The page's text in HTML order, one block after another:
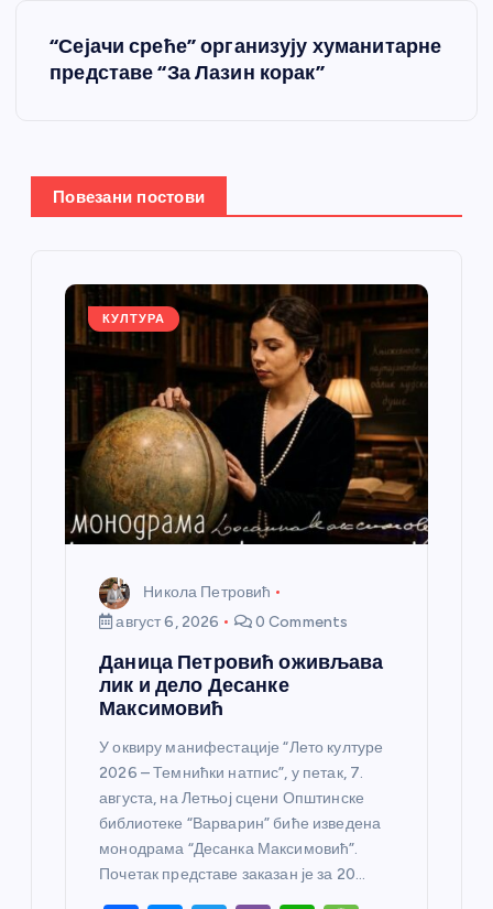
њ
“Сејачи среће” организују хуманитарне
представе “За Лазин корак”
Повезани постови
КУЛТУРА
Никола Петровић
август 6, 2026
0 Comments
Даница Петровић оживљава
лик и дело Десанке
Максимовић
У оквиру манифестације “Лето културе
2026 – Темнићки натпис”, у петак, 7.
августа, на Летњој сцени Општинске
библиотеке “Варварин” биће изведена
монодрама “Десанка Максимовић”.
Почетак представе заказан је за 20…